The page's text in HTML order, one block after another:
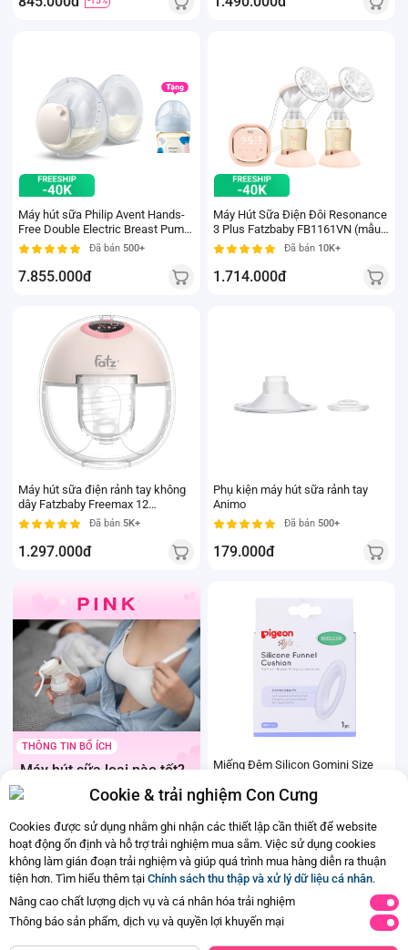
Máy hút sữa Philip Avent Hands-
Free Double Electric Breast Pump
(SCF534/11)
Đã bán 500+
7.855.000đ
Máy Hút Sữa Điện Đôi Resonance
3 Plus Fatzbaby FB1161VN (mẫu
mới)
Đã bán 10K+
1.714.000đ
Máy hút sữa điện rảnh tay không
dây Fatzbaby Freemax 12
FB1232TP
Đã bán 5K+
1.297.000đ
Phụ kiện máy hút sữa rảnh tay
Animo
Đã bán 500+
179.000đ
THÔNG TIN BỔ ÍCH
Máy hút sữa loại nào tốt?
Mách mẹ cách chọn và
mua máy hút sữa chính
hãng
Miếng Đệm Silicon Gomini Size
Đã bán
141.000đ
Ba mẹ đã xem hết nội dung rồi.
Cookie & trải nghiệm Con Cưng
Cookies được sử dụng nhằm ghi nhận các thiết lập cần thiết để website
hoạt động ổn định và hỗ trợ trải nghiệm mua sắm. Việc sử dụng cookies
không làm gián đoạn trải nghiệm và giúp quá trình mua hàng diễn ra thuận
tiện hơn. Tìm hiểu thêm tại Chính sách thu thập và xử lý dữ liệu cá nhân.
Nâng cao chất lượng dịch vụ và cá nhân hóa trải nghiệm
Thông báo sản phẩm, dịch vụ và quyền lợi khuyến mại